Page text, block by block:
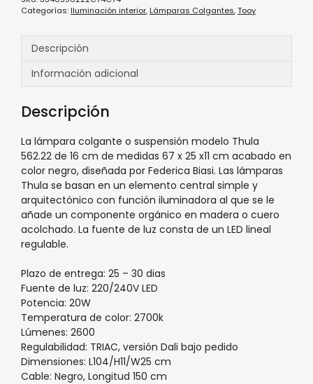
Categorías:Iluminación interior,Lámparas Colgantes,Tooy
Descripción
Información adicional
Descripción
La lámpara colgante o suspensión modelo Thula
562.22 de 16 cm de medidas 67 x 25 x11 cm acabado en
color negro, diseñada por Federica Biasi. Las lámparas
Thula se basan en un elemento central simple y
arquitectónico con función iluminadora al que se le
añade un componente orgánico en madera o cuero
acolchado. La fuente de luz consta de un LED lineal
regulable.
Plazo de entrega: 25 – 30 dias
Fuente de luz: 220/240V LED
Potencia: 20W
Temperatura de color: 2700k
Lúmenes: 2600
Regulabilidad: TRIAC, versión Dali bajo pedido
Dimensiones: L104/H11/W25 cm
Cable: Negro, Longitud 150 cm